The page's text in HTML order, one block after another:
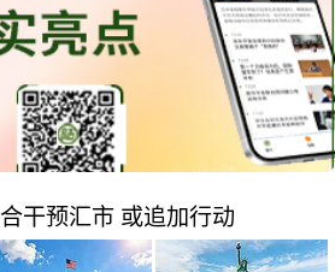
干预汇市 或追加行动